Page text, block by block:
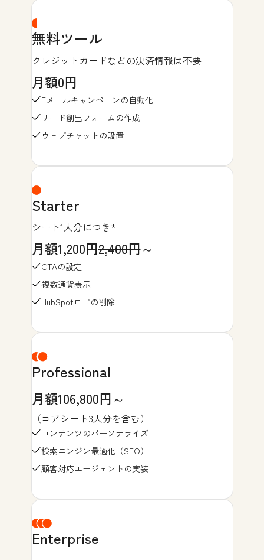
無料ツール
クレジットカードなどの決済情報は不要
月額0円
Eメールキャンペーンの自動化
リード創出フォームの作成
ウェブチャットの設置
Starter
シート1人分につき*
月額1,200円2,400円～
CTAの設定
複数通貨表示
HubSpotロゴの削除
Professional
月額106,800円～
（コアシート3人分を含む）
コンテンツのパーソナライズ
検索エンジン最適化（SEO）
顧客対応エージェントの実装
Enterprise